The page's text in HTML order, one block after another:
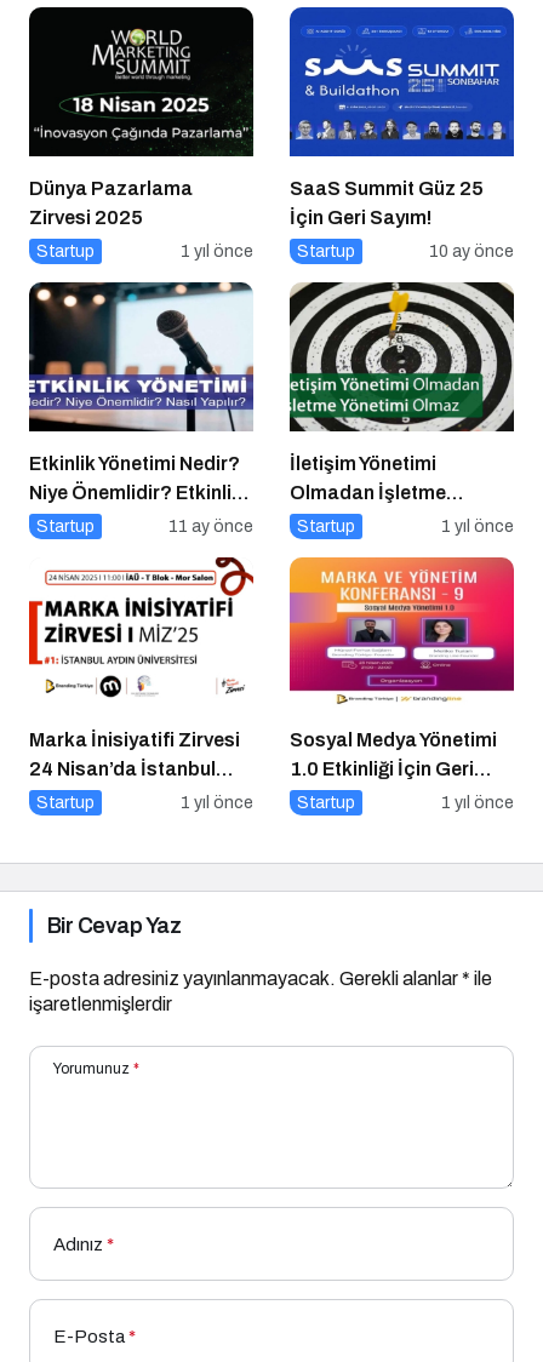
Dünya Pazarlama
Zirvesi 2025
Startup 1 yıl önce
SaaS Summit Güz 25
İçin Geri Sayım!
Startup 10 ay önce
Etkinlik Yönetimi Nedir?
Niye Önemlidir? Etkinlik
Yönetimi Nasıl Yapılır?
Startup 11 ay önce
İletişim Yönetimi
Olmadan İşletme
Yönetimi Olmaz
Startup 1 yıl önce
Marka İnisiyatifi Zirvesi
24 Nisan’da İstanbul
Aydın Üniversitesi’nde!
Startup 1 yıl önce
Sosyal Medya Yönetimi
1.0 Etkinliği İçin Geri
Sayım!
Startup 1 yıl önce
Bir Cevap Yaz
E-posta adresiniz yayınlanmayacak. Gerekli alanlar* ile
işaretlenmişlerdir
Yorumunuz *
Adınız *
E-Posta*